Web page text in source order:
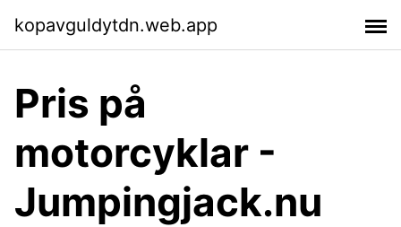
kopavguldytdn.web.app
Pris på
motorcyklar -
Jumpingjack.nu